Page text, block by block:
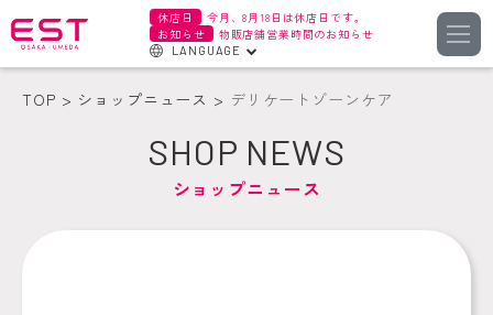
休店日
今月、8月18日は休店日です。
お知らせ
物販店舗営業時間のお知らせ
LANGUAGE
簡体字
繁体字
TOP ショップニュース デリケートゾーンケア
SHOP NEWS
ショップニュース